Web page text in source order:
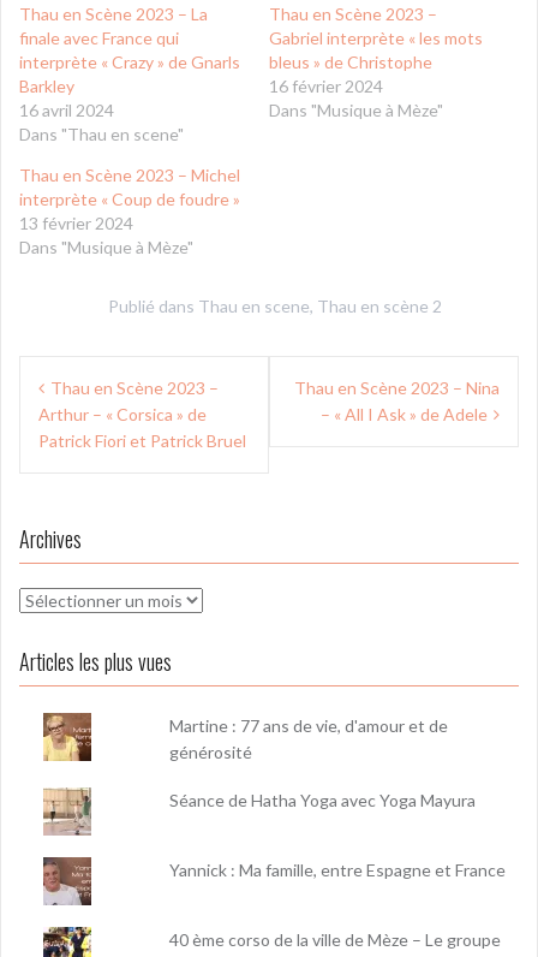
Thau en Scène 2023 – La
finale avec France qui
interprète « Crazy » de Gnarls
Barkley
16 avril 2024
Dans "Thau en scene"
Thau en Scène 2023 –
Gabriel interprète « les mots
bleus » de Christophe
16 février 2024
Dans "Musique à Mèze"
Thau en Scène 2023 – Michel
interprète « Coup de foudre »
13 février 2024
Dans "Musique à Mèze"
Publié dans Thau en scene, Thau en scène 2
Navigation
de
l’article
Thau en Scène 2023 –
Arthur – « Corsica » de
Patrick Fiori et Patrick Bruel
Thau en Scène 2023 – Nina
– « All I Ask » de Adele
Archives
Archives
Articles les plus vues
Martine : 77 ans de vie, d'amour et de
générosité
Séance de Hatha Yoga avec Yoga Mayura
Yannick : Ma famille, entre Espagne et France
40 ème corso de la ville de Mèze – Le groupe